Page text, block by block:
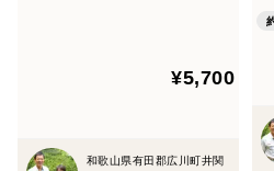
¥5,700
和歌山県有田郡広川町井関